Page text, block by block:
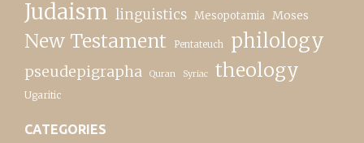
Judaism linguistics Mesopotamia Moses
New Testament Pentateuch philology
pseudepigrapha Quran Syriac theology
Ugaritic
CATEGORIES